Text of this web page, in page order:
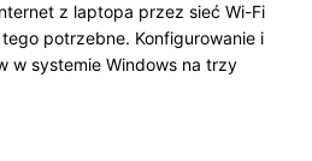
z laptopa przez sieć Wi-Fi
potrzebne. Konfigurowanie i
w systemie Windows na trzy